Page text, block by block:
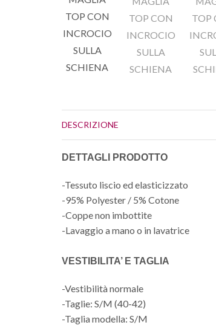
DESCRIZIONE
DETTAGLI PRODOTTO
-Tessuto liscio ed elasticizzato
-95% Polyester / 5% Cotone
-Coppe non imbottite
-Lavaggio a mano o in lavatrice
VESTIBILITA’ E TAGLIA
-Vestibilità normale
-Taglie: S/M (40-42)
-Taglia modella: S/M